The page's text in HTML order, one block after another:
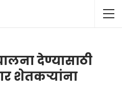
देण्यासाठी
शेतकऱ्यांना